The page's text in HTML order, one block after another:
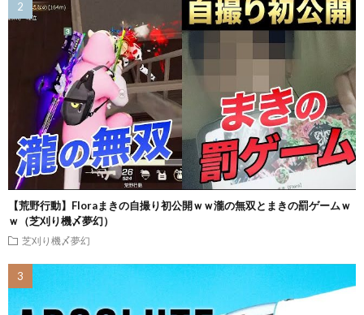
【荒野行動】Floraまきの自撮り初公開ｗｗ瀧の無双とまきの罰ゲームｗ
ｗ（芝刈り機〆夢幻）
芝刈り機〆夢幻